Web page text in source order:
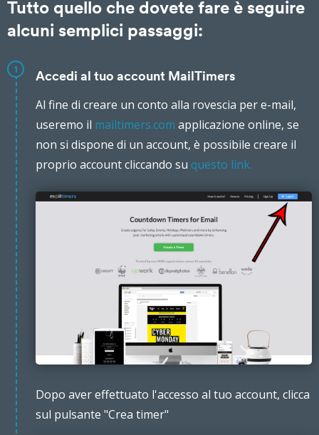
Tutto quello che dovete fare è seguire
alcuni semplici passaggi:
1
Accedi al tuo account MailTimers
Al fine di creare un conto alla rovescia per e-mail,
useremo il mailtimers.com applicazione online, se
non si dispone di un account, è possibile creare il
proprio account cliccando su questo link.
Dopo aver effettuato l'accesso al tuo account, clicca
sul pulsante "Crea timer"